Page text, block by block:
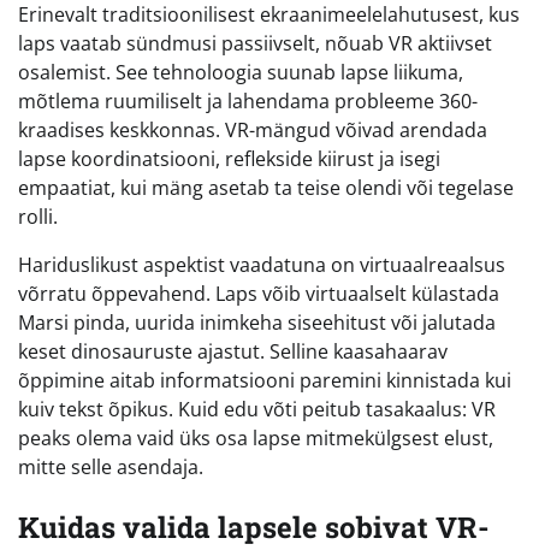
Erinevalt traditsioonilisest ekraanimeelelahutusest, kus
laps vaatab sündmusi passiivselt, nõuab VR aktiivset
osalemist. See tehnoloogia suunab lapse liikuma,
mõtlema ruumiliselt ja lahendama probleeme 360-
kraadises keskkonnas. VR-mängud võivad arendada
lapse koordinatsiooni, reflekside kiirust ja isegi
empaatiat, kui mäng asetab ta teise olendi või tegelase
rolli.
Hariduslikust aspektist vaadatuna on virtuaalreaalsus
võrratu õppevahend. Laps võib virtuaalselt külastada
Marsi pinda, uurida inimkeha siseehitust või jalutada
keset dinosauruste ajastut. Selline kaasahaarav
õppimine aitab informatsiooni paremini kinnistada kui
kuiv tekst õpikus. Kuid edu võti peitub tasakaalus: VR
peaks olema vaid üks osa lapse mitmekülgsest elust,
mitte selle asendaja.
Kuidas valida lapsele sobivat VR-